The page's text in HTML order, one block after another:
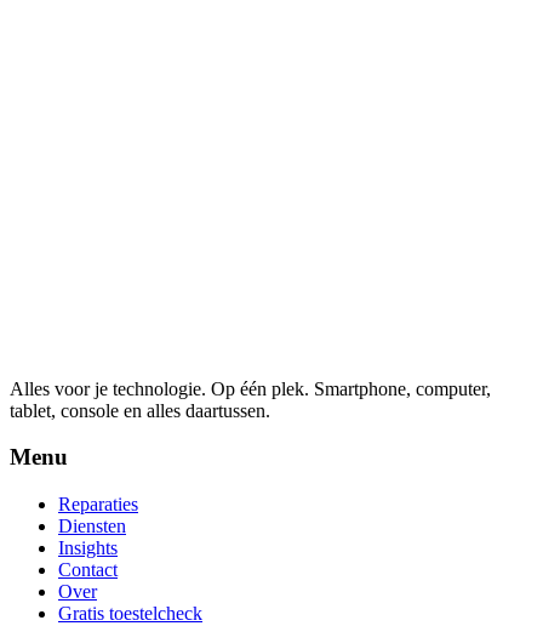
Alles voor je technologie. Op één plek. Smartphone, computer,
tablet, console en alles daartussen.
Menu
Reparaties
Diensten
Insights
Contact
Over
Gratis toestelcheck